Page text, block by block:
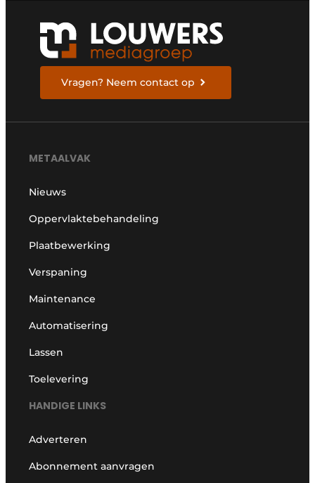
Vragen? Neem contact op
METAALVAK
Nieuws
Oppervlaktebehandeling
Plaatbewerking
Verspaning
Maintenance
Automatisering
Lassen
Toelevering
HANDIGE LINKS
Adverteren
Abonnement aanvragen